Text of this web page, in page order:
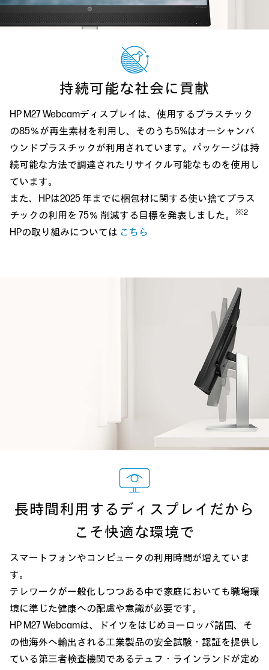
持続可能な社会に貢献
HP M27 Webcamディスプレイは、使用するプラスチック
の85％が再生素材を利用し、そのうち5%はオーシャンバ
ウンドプラスチックが利用されています。パッケージは持
続可能な方法で調達されたリサイクル可能なものを使用し
ています。
また、HPは2025 年までに梱包材に関する使い捨てプラス
チックの利用を 75％ 削減する目標を発表しました。
※2
HPの取り組みについては こちら
長時間利用するディスプレイだから
こそ快適な環境で
スマートフォンやコンピュータの利用時間が増えていま
す。
テレワークが一般化しつつある中で家庭においても職場環
境に準じた健康への配慮や意識が必要です。
HP M27 Webcamは、ドイツをはじめヨーロッパ諸国、そ
の他海外へ輸出される工業製品の安全試験・認証を提供し
ている第三者検査機関であるテュフ・ラインランドが定め